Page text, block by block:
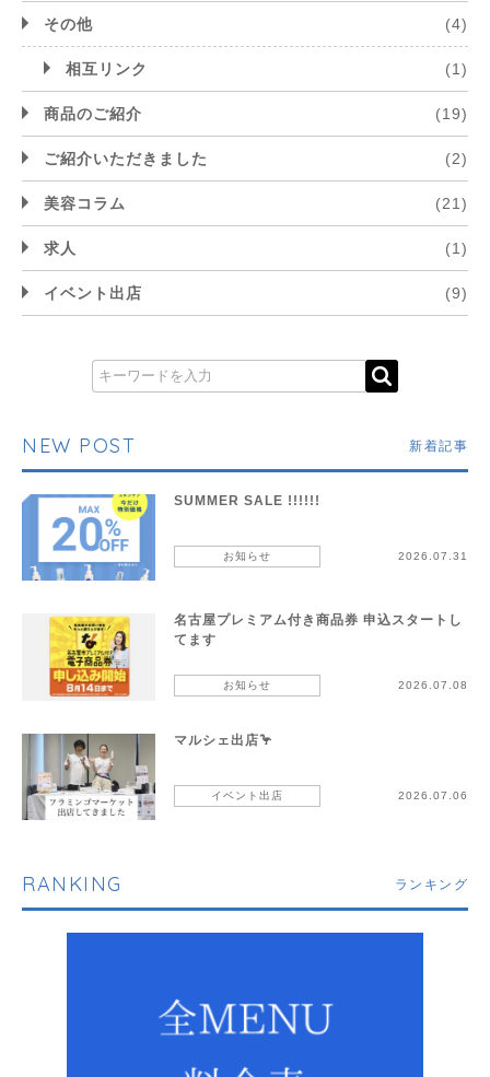
その他 (4)
相互リンク (1)
商品のご紹介 (19)
ご紹介いただきました (2)
美容コラム (21)
求人 (1)
イベント出店 (9)
NEW POST 新着記事
SUMMER SALE !!!!!!
お知らせ 2026.07.31
名古屋プレミアム付き商品券 申込スタートし
てます
お知らせ 2026.07.08
マルシェ出店🦩
イベント出店 2026.07.06
RANKING ランキング